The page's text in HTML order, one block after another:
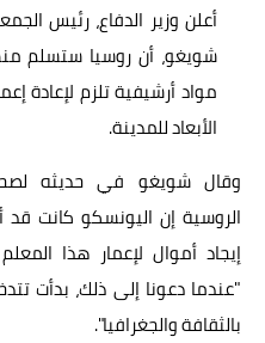
أعلن وزير الدفاع، رئيس
شويغو، أن روسيا ستسلم
مواد أرشيفية تلزم لإعادة
الأبعاد للمدينة.
وقال شويغو في حديثه
الروسية إن اليونسكو كانت
إيجاد أموال لإعمار هذا
"عندما دعونا إلى ذلك، بدأت
بالثقافة والجغرافيا".